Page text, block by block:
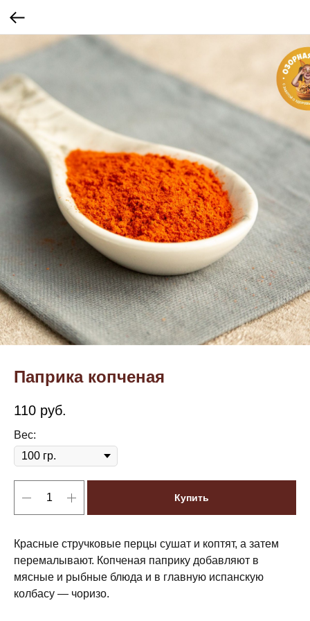
Паприка копченая
110 руб.
Вес:
Купить
Красные стручковые перцы сушат и коптят, а затем
перемалывают. Копченая паприку добавляют в
мясные и рыбные блюда и в главную испанскую
колбасу — чоризо.